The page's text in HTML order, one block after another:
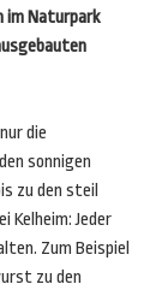
im Naturpark
die
sonnigen
zu den steil
Kelheim: Jeder
Zum Beispiel
zu den